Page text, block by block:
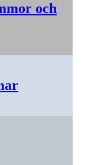
och